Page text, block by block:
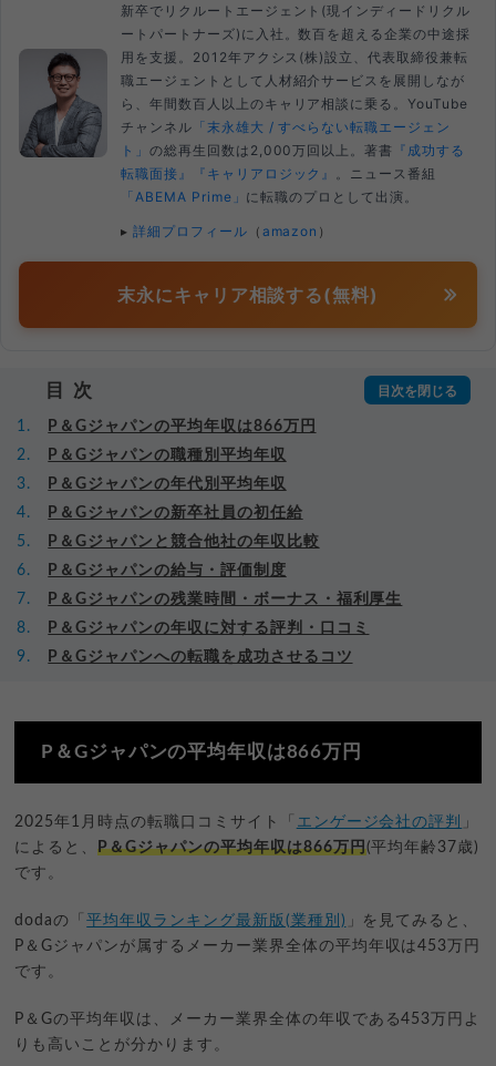
新卒でリクルートエージェント(現インディードリクル
ートパートナーズ)に入社。数百を超える企業の中途採
用を支援。2012年アクシス(株)設立、代表取締役兼転
職エージェントとして人材紹介サービスを展開しなが
ら、年間数百人以上のキャリア相談に乗る。YouTube
チャンネル 「末永雄大 / すべらない転職エージェン
ト」 の総再生回数は2,000万回以上。著書 『成功する
転職面接』
『キャリアロジック』
。ニュース番組
「ABEMA Prime」 に転職のプロとして出演。
▸ 詳細プロフィール （ amazon ）
末永にキャリア相談する(無料)
目次
P＆Gジャパンの平均年収は866万円
P＆Gジャパンの職種別平均年収
P＆Gジャパンの年代別平均年収
P＆Gジャパンの新卒社員の初任給
P＆Gジャパンと競合他社の年収比較
P＆Gジャパンの給与・評価制度
P＆Gジャパンの残業時間・ボーナス・福利厚生
P＆Gジャパンの年収に対する評判・口コミ
P＆Gジャパンへの転職を成功させるコツ
P＆Gジャパンの平均年収は866万円
2025年1月時点の転職口コミサイト「 エンゲージ会社の評判
」
によると、P＆Gジャパンの平均年収は866万円(平均年齢37歳)
です。
dodaの「平均年収ランキング最新版(業種別) 」を見てみると、
P＆Gジャパンが属するメーカー業界全体の平均年収は453万円
です。
P＆Gの平均年収は、メーカー業界全体の年収である453万円よ
りも高いことが分かります。